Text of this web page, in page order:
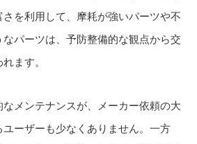
を利用して、摩耗が強いパーツや不
パーツは、予防整備的な観点から交
ます。
メンテナンスが、メーカー依頼の大
ユーザーも少なくありません。一方